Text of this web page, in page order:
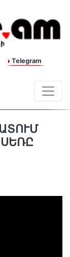
Telegram